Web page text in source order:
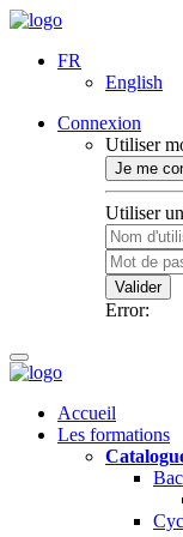
FR
English
Connexion
Utiliser
Je me
Utiliser
Valider
Error:
Accueil
Les formations